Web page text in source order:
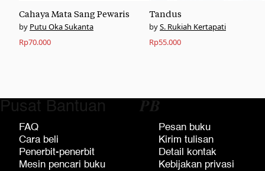
Cahaya Mata Sang Pewaris
Putu Oka Sukanta
Rp70.000
Tandus
S. Rukiah Kertapati
Rp55.000
Pusat Bantuan
FAQ
Cara beli
Penerbit-penerbit
Mesin pencari buku
𝑷𝑩
Pesan buku
Kirim tulisan
Detail kontak
Kebijakan privasi